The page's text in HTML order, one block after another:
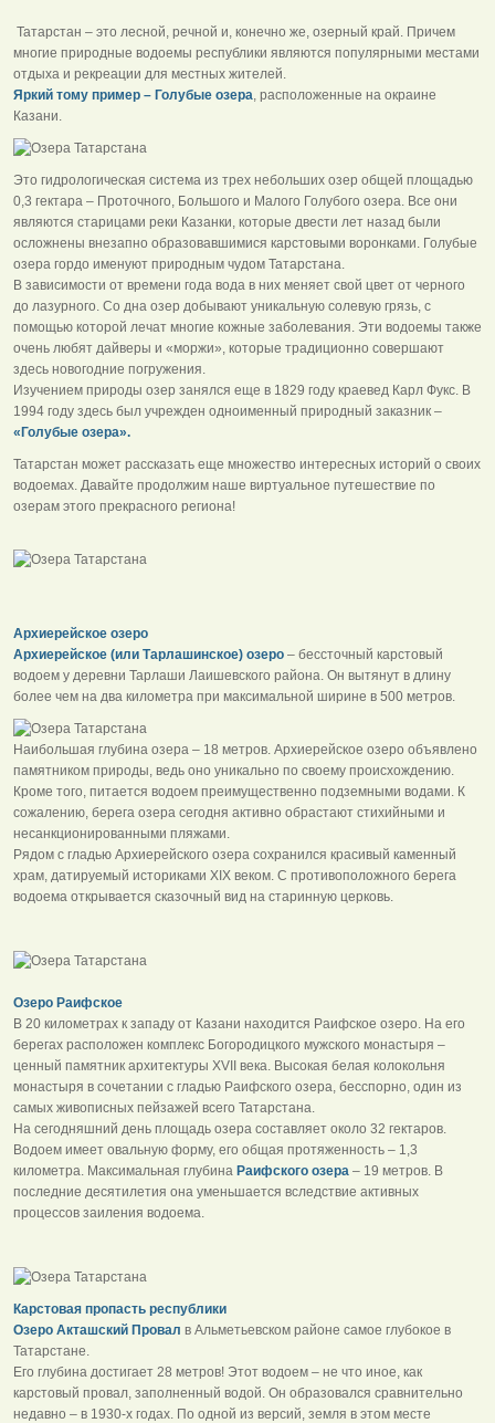
Татарстан – это лесной, речной и, конечно же, озерный край. Причем
многие природные водоемы республики являются популярными местами
отдыха и рекреации для местных жителей.
Яркий тому пример – Голубые озера, расположенные на окраине
Казани.
Это гидрологическая система из трех небольших озер общей площадью
0,3 гектара – Проточного, Большого и Малого Голубого озера. Все они
являются старицами реки Казанки, которые двести лет назад были
осложнены внезапно образовавшимися карстовыми воронками. Голубые
озера гордо именуют природным чудом Татарстана.
В зависимости от времени года вода в них меняет свой цвет от черного
до лазурного. Со дна озер добывают уникальную солевую грязь, с
помощью которой лечат многие кожные заболевания. Эти водоемы также
очень любят дайверы и «моржи», которые традиционно совершают
здесь новогодние погружения.
Изучением природы озер занялся еще в 1829 году краевед Карл Фукс. В
1994 году здесь был учрежден одноименный природный заказник –
«Голубые озера».
Татарстан может рассказать еще множество интересных историй о своих
водоемах. Давайте продолжим наше виртуальное путешествие по
озерам этого прекрасного региона!
Архиерейское озеро
Архиерейское (или Тарлашинское) озеро – бессточный карстовый
водоем у деревни Тарлаши Лаишевского района. Он вытянут в длину
более чем на два километра при максимальной ширине в 500 метров.
Наибольшая глубина озера – 18 метров. Архиерейское озеро объявлено
памятником природы, ведь оно уникально по своему происхождению.
Кроме того, питается водоем преимущественно подземными водами. К
сожалению, берега озера сегодня активно обрастают стихийными и
несанкционированными пляжами.
Рядом с гладью Архиерейского озера сохранился красивый каменный
храм, датируемый историками XIX веком. С противоположного берега
водоема открывается сказочный вид на старинную церковь.
Озеро Раифское
В 20 километрах к западу от Казани находится Раифское озеро. На его
берегах расположен комплекс Богородицкого мужского монастыря –
ценный памятник архитектуры XVII века. Высокая белая колокольня
монастыря в сочетании с гладью Раифского озера, бесспорно, один из
самых живописных пейзажей всего Татарстана.
На сегодняшний день площадь озера составляет около 32 гектаров.
Водоем имеет овальную форму, его общая протяженность – 1,3
километра. Максимальная глубина Раифского озера – 19 метров. В
последние десятилетия она уменьшается вследствие активных
процессов заиления водоема.
Карстовая пропасть республики
Озеро Акташский Провал в Альметьевском районе самое глубокое в
Татарстане.
Его глубина достигает 28 метров! Этот водоем – не что иное, как
карстовый провал, заполненный водой. Он образовался сравнительно
недавно – в 1930-х годах. По одной из версий, земля в этом месте